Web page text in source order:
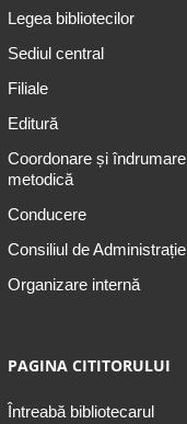
Legea bibliotecilor
Sediul central
Filiale
Editură
Coordonare și îndrumare
metodică
Conducere
Consiliul de Administrație
Organizare internă
PAGINA CITITORULUI
Întreabă bibliotecarul